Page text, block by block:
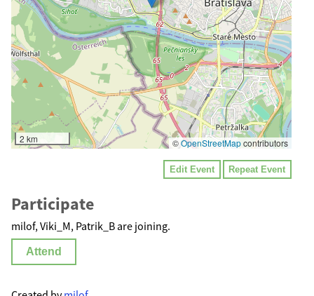
2 km ©OpenStreetMapcontributors
Edit Event Repeat Event
Participate
milof, Viki_M, Patrik_B are joining.
Attend